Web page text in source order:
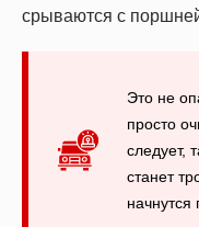
срываются с
Это не
просто
следует,
станет
начнутся